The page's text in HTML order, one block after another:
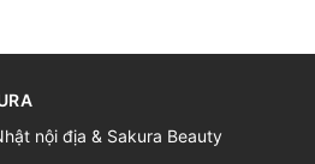
nội địa & Sakura Beauty